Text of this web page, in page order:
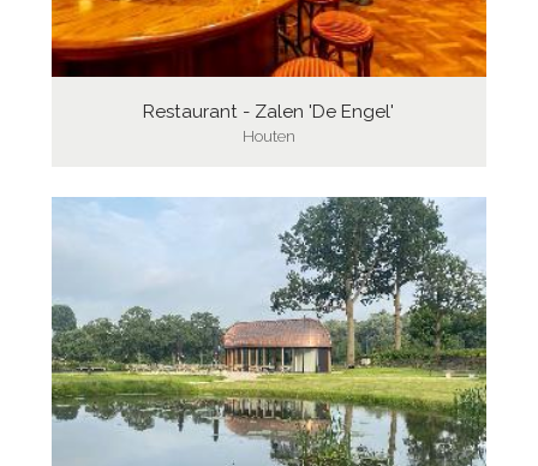
Restaurant - Zalen 'De Engel'
Houten